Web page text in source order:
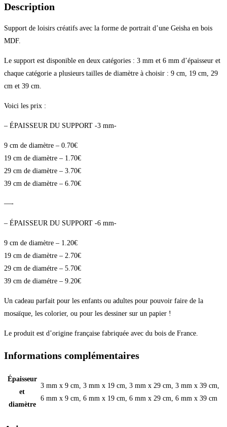
Description
Support de loisirs créatifs avec la forme de portrait d’une Geisha en bois
MDF.
Le support est disponible en deux catégories : 3 mm et 6 mm d’épaisseur et
chaque catégorie a plusieurs tailles de diamètre à choisir : 9 cm, 19 cm, 29
cm et 39 cm.
Voici les prix :
– ÉPAISSEUR DU SUPPORT -3 mm-
9 cm de diamètre – 0.70€
19 cm de diamètre – 1.70€
29 cm de diamètre – 3.70€
39 cm de diamètre – 6.70€
—-
– ÉPAISSEUR DU SUPPORT -6 mm-
9 cm de diamètre – 1.20€
19 cm de diamètre – 2.70€
29 cm de diamétre – 5.70€
39 cm de diamétre – 9.20€
Un cadeau parfait pour les enfants ou adultes pour pouvoir faire de la
mosaïque, les colorier, ou pour les dessiner sur un papier !
Le produit est d’origine française fabriquée avec du bois de France.
Informations complémentaires
Épaisseur
et
diamètre
3 mm x 9 cm, 3 mm x 19 cm, 3 mm x 29 cm, 3 mm x 39 cm,
6 mm x 9 cm, 6 mm x 19 cm, 6 mm x 29 cm, 6 mm x 39 cm